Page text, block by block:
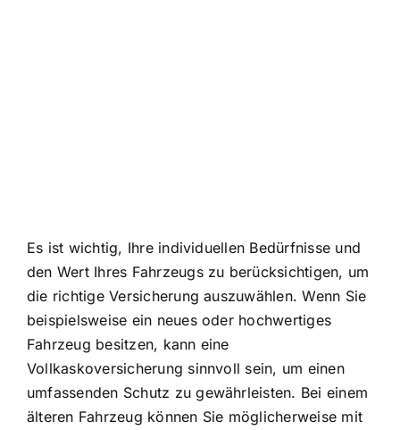
Es ist wichtig, Ihre individuellen Bedürfnisse und
den Wert Ihres Fahrzeugs zu berücksichtigen, um
die richtige Versicherung auszuwählen. Wenn Sie
beispielsweise ein neues oder hochwertiges
Fahrzeug besitzen, kann eine
Vollkaskoversicherung sinnvoll sein, um einen
umfassenden Schutz zu gewährleisten. Bei einem
älteren Fahrzeug können Sie möglicherweise mit